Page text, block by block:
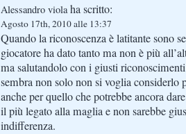
Alessandro violaha scritto:
Agosto 17th, 2010 alle 13:37
Quando la riconoscenza è latitante sono
giocatore ha dato tanto ma non è più
ma salutandolo con i giusti
sembra non solo non si voglia considerlo
anche per quello che potrebbe ancora
il più legato alla maglia e non sarebbe
indifferenza.